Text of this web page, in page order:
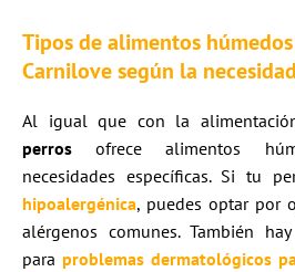
Tipos de alimentos
Carnilove según la
Al igual que con la
perros ofrece alimentos
necesidades específicas. Si tu
hipoalergénica, puedes optar por
alérgenos comunes. También
para problemas dermatológicos